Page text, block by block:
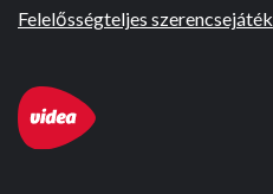
Felelősségteljes szerencsejáték